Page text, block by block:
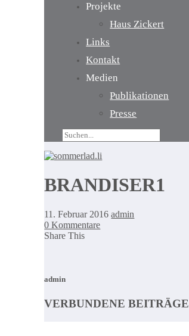
Projekte
Haus Zickert
Links
Kontakt
Medien
Publikationen
Presse
BRANDISER1
11. Februar 2016 admin
0 Kommentare
Share This
admin
VERBUNDENE BEITRÄGE